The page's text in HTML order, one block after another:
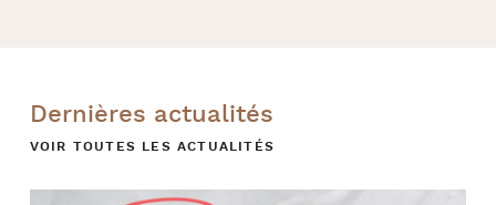
Dernières actualités
VOIR TOUTES LES ACTUALITÉS